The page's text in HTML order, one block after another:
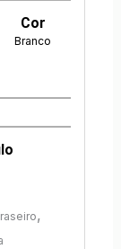
Cor
Branco
,